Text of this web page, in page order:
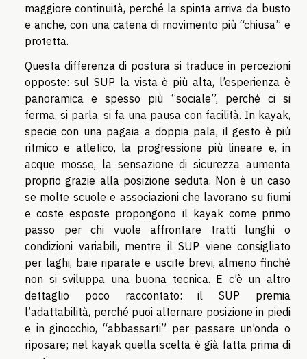
maggiore continuità, perché la spinta arriva da busto
e anche, con una catena di movimento più “chiusa” e
protetta.
Questa differenza di postura si traduce in percezioni
opposte: sul SUP la vista è più alta, l’esperienza è
panoramica e spesso più “sociale”, perché ci si
ferma, si parla, si fa una pausa con facilità. In kayak,
specie con una pagaia a doppia pala, il gesto è più
ritmico e atletico, la progressione più lineare e, in
acque mosse, la sensazione di sicurezza aumenta
proprio grazie alla posizione seduta. Non è un caso
se molte scuole e associazioni che lavorano su fiumi
e coste esposte propongono il kayak come primo
passo per chi vuole affrontare tratti lunghi o
condizioni variabili, mentre il SUP viene consigliato
per laghi, baie riparate e uscite brevi, almeno finché
non si sviluppa una buona tecnica. E c’è un altro
dettaglio poco raccontato: il SUP premia
l’adattabilità, perché puoi alternare posizione in piedi
e in ginocchio, “abbassarti” per passare un’onda o
riposare; nel kayak quella scelta è già fatta prima di